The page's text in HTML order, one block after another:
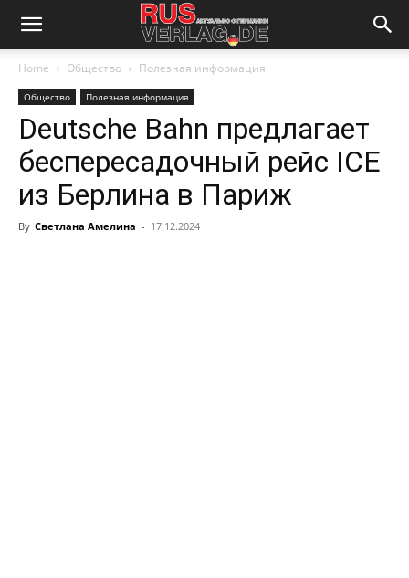
Home Общество Полезная информация
Общество Полезная информация
Deutsche Bahn предлагает
беспересадочный рейс ICE
из Берлина в Париж
By Светлана Амелина - 17.12.2024